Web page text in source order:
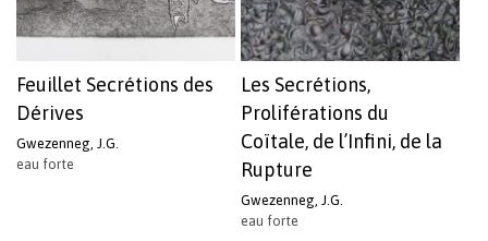
Feuillet Secrétions des
Dérives
Gwezenneg, J.G.
eau forte
Les Secrétions,
Proliférations du
Coïtale, de l’Infini, de la
Rupture
Gwezenneg, J.G.
eau forte